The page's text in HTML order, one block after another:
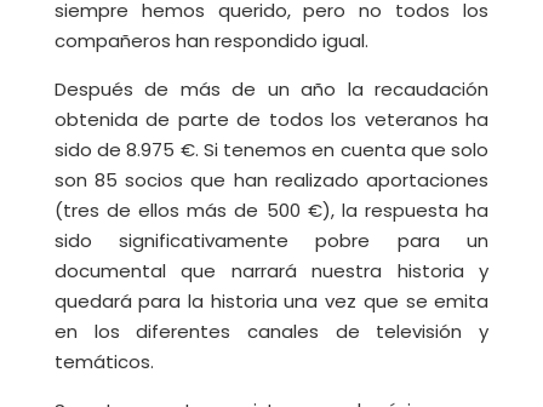
siempre hemos querido, pero no todos los
compañeros han respondido igual.
Después de más de un año la recaudación
obtenida de parte de todos los veteranos ha
sido de 8.975 €. Si tenemos en cuenta que solo
son 85 socios que han realizado aportaciones
(tres de ellos más de 500 €), la respuesta ha
sido significativamente pobre para un
documental que narrará nuestra historia y
quedará para la historia una vez que se emita
en los diferentes canales de televisión y
temáticos.